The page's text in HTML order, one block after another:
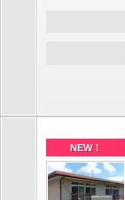
NEW！